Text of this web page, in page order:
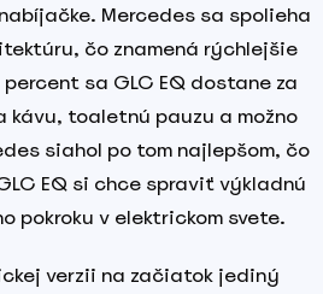
Mercedes sa spolieha
čo znamená rýchlejšie
sa GLC EQ dostane za
kávu, toaletnú pauzu a možno
siahol po tom najlepšom, čo
EQ si chce spraviť výkladnú
pokroku v elektrickom svete.
verzii na začiatok jediný